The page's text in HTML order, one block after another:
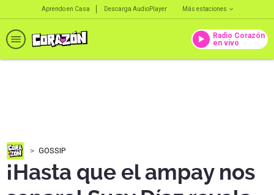
Aprendo en Casa Descarga AudioPlayer Más estaciones
Radio Corazón
en vivo
GOSSIP
¡Hasta que el ampay nos